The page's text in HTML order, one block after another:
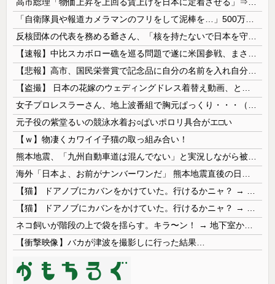
元子役の紫堂るいの競泳水着お○ぱいポロリ具合がエ□い
【ｗ】物凄くカワイイ子猫の取っ組み合い！
【衝撃映像】バカが津波を撮影しに行った結果…